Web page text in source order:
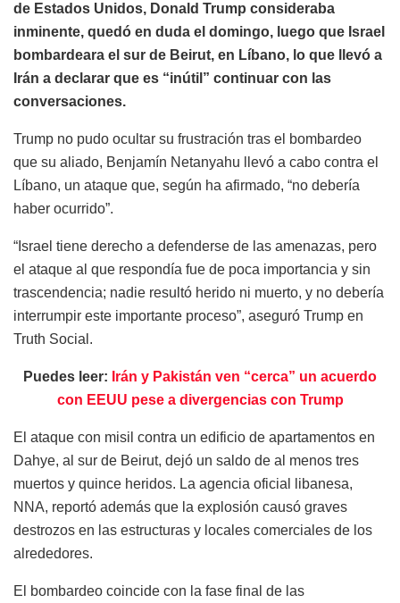
de Estados Unidos, Donald Trump consideraba
inminente, quedó en duda el domingo, luego que Israel
bombardeara el sur de Beirut, en Líbano, lo que llevó a
Irán a declarar que es “inútil” continuar con las
conversaciones.
Trump no pudo ocultar su frustración tras el bombardeo
que su aliado, Benjamín Netanyahu llevó a cabo contra el
Líbano, un ataque que, según ha afirmado, “no debería
haber ocurrido”.
“Israel tiene derecho a defenderse de las amenazas, pero
el ataque al que respondía fue de poca importancia y sin
trascendencia; nadie resultó herido ni muerto, y no debería
interrumpir este importante proceso”, aseguró Trump en
Truth Social.
Puedes leer: Irán y Pakistán ven “cerca” un acuerdo
con EEUU pese a divergencias con Trump
El ataque con misil contra un edificio de apartamentos en
Dahye, al sur de Beirut, dejó un saldo de al menos tres
muertos y quince heridos. La agencia oficial libanesa,
NNA, reportó además que la explosión causó graves
destrozos en las estructuras y locales comerciales de los
alrededores.
El bombardeo coincide con la fase final de las